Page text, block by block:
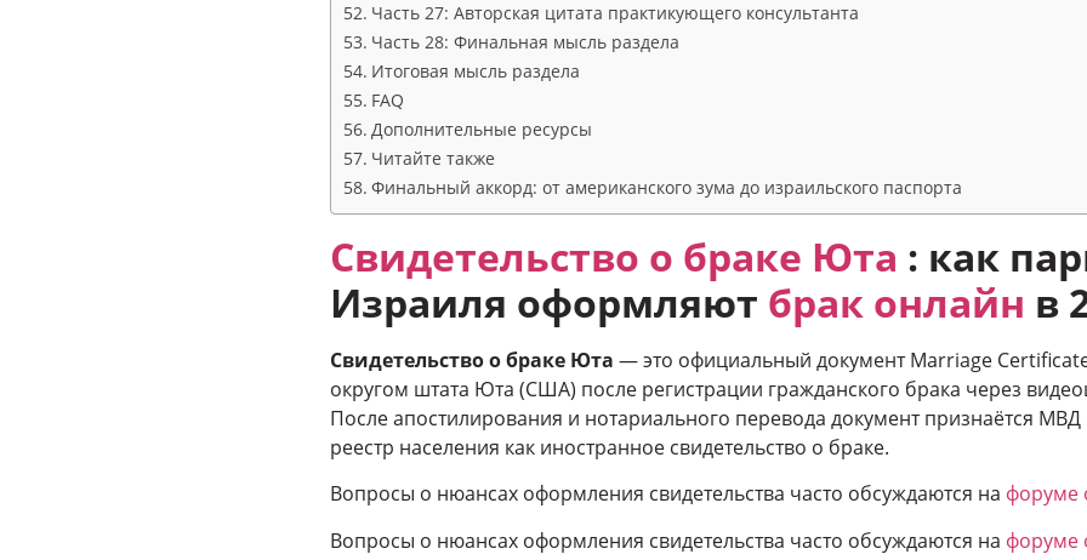
Часть 27: Авторская цитата практикующего консультанта
Часть 28: Финальная мысль раздела
Итоговая мысль раздела
FAQ
Дополнительные ресурсы
Читайте также
Финальный аккорд: от американского зума до израильского паспорта
Свидетельство о браке Юта : как
Израиля оформляют брак онлайн в
Свидетельство о браке Юта — это официальный документ Marriage
округом штата Юта (США) после регистрации гражданского брака через
После апостилирования и нотариального перевода документ признаётся
реестр населения как иностранное свидетельство о браке.
Вопросы о нюансах оформления свидетельства часто обсуждаются на форуме
Вопросы о нюансах оформления свидетельства часто обсуждаются на форуме